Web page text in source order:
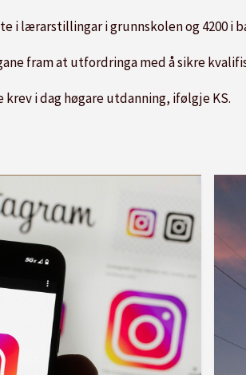
i lærarstillingar i grunnskolen og 4200 i
fram at utfordringa med å sikre
i dag høgare utdanning, ifølgje KS.